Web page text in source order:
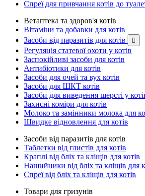
Спреї для привчання котів до
Ветаптека та здоров'я котів
Вітаміни та добавки для котів
Засоби від паразитів для котів

Регуляція статевої охоти у котів
Заспокійливі засоби для котів
Антибіотики для котів
Засоби для очей та вух котів
Засоби для ШКТ котів
Засоби для виведення шерсті у
Захисні коміри для котів
Молоко та замінники молока для
Швидке відновлення для котів
Засоби від паразитів для котів
Таблетки від глистів для котів
Краплі від бліх та кліщів для котів
Нашийники від бліх та кліщів для
Спреї від бліх та кліщів для котів
Товари для гризунів